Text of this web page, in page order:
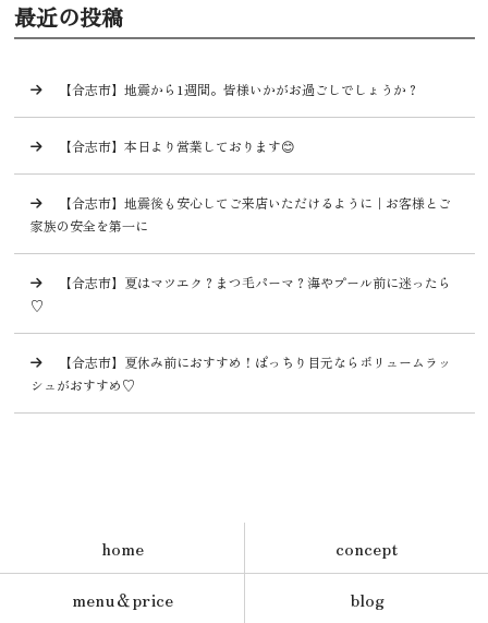
最近の投稿
【合志市】地震から1週間。皆様いかがお過ごしでしょうか？
【合志市】本日より営業しております😊
【合志市】地震後も安心してご来店いただけるように｜お客様とご
家族の安全を第一に
【合志市】夏はマツエク？まつ毛パーマ？海やプール前に迷ったら
♡
【合志市】夏休み前におすすめ！ぱっちり目元ならボリュームラッ
シュがおすすめ♡
home
concept
menu＆price
blog